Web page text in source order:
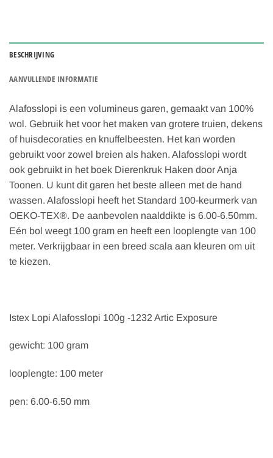
BESCHRIJVING
AANVULLENDE INFORMATIE
Alafosslopi is een volumineus garen, gemaakt van 100%
wol. Gebruik het voor het maken van grotere truien, dekens
of huisdecoraties en knuffelbeesten. Het kan worden
gebruikt voor zowel breien als haken. Alafosslopi wordt
ook gebruikt in het boek Dierenkruk Haken door Anja
Toonen. U kunt dit garen het beste alleen met de hand
wassen. Alafosslopi heeft het Standard 100-keurmerk van
OEKO-TEX®. De aanbevolen naalddikte is 6.00-6.50mm.
Eén bol weegt 100 gram en heeft een looplengte van 100
meter. Verkrijgbaar in een breed scala aan kleuren om uit
te kiezen.
Istex Lopi Alafosslopi 100g -1232 Artic Exposure
gewicht: 100 gram
looplengte: 100 meter
pen: 6.00-6.50 mm